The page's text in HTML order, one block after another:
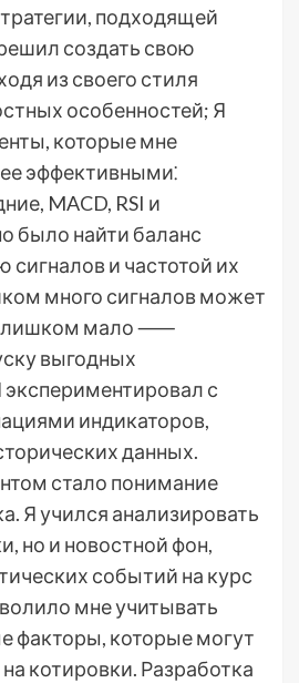
подходящей
создать свою
из своего стиля
особенностей; Я
которые мне
эффективными⁚
MACD, RSI и
было найти баланс
и частотой их
много сигналов может
слишком мало ⸺
выгодных
с
индикаторов,
данных.
стало понимание
Я учился анализировать
но и новостной фон,
событий на курс
мне учитывать
факторы, которые могут
котировки. Разработка